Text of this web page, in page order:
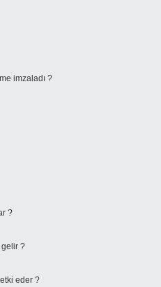
imzaladı ?
?
gelir ?
eder ?